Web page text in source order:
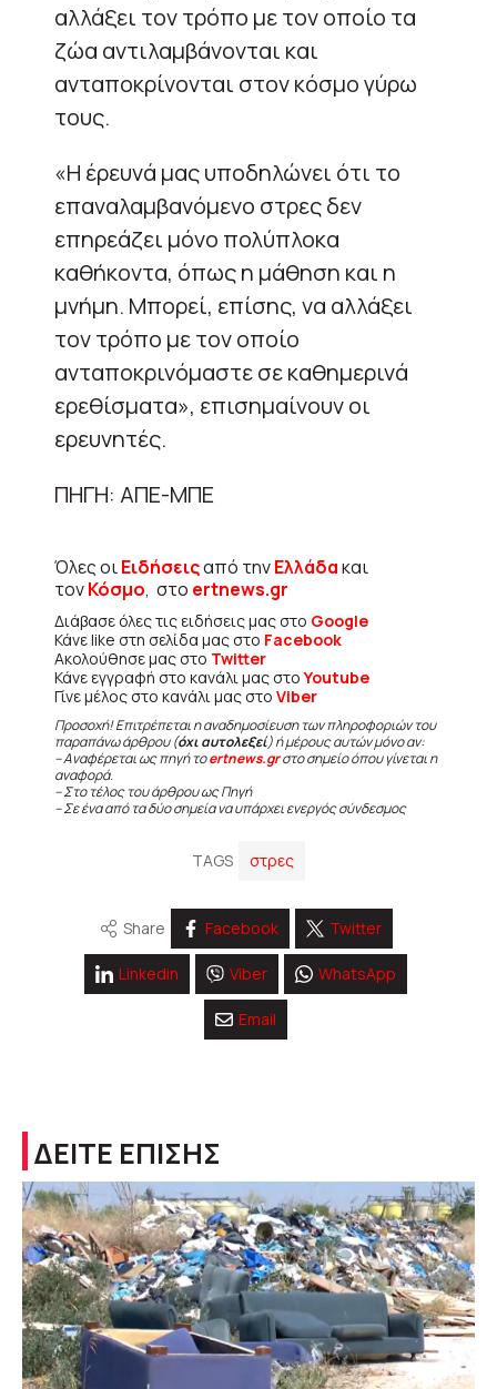
αλλάξει τον τρόπο με τον οποίο τα
ζώα αντιλαμβάνονται και
ανταποκρίνονται στον κόσμο γύρω
τους.
«Η έρευνά μας υποδηλώνει ότι το
επαναλαμβανόμενο στρες δεν
επηρεάζει μόνο πολύπλοκα
καθήκοντα, όπως η μάθηση και η
μνήμη. Μπορεί, επίσης, να αλλάξει
τον τρόπο με τον οποίο
ανταποκρινόμαστε σε καθημερινά
ερεθίσματα», επισημαίνουν οι
ερευνητές.
ΠΗΓΗ: ΑΠΕ-ΜΠΕ
Όλες οιΕιδήσειςαπό τηνΕλλάδακαι
τονΚόσμο, στο ertnews.gr
Διάβασε όλες τις ειδήσεις μας στο Google
Κάνε like στη σελίδα μας στο Facebook
Ακολούθησε μας στο Twitter
Κάνε εγγραφή στο κανάλι μας στοYoutube
Γίνε μέλος στο κανάλι μας στο Viber
Προσοχή! Επιτρέπεται η αναδημοσίευση των πληροφοριών του
παραπάνω άρθρου (όχι αυτολεξεί) ή μέρους αυτών μόνο αν:
– Αναφέρεται ως πηγή τοertnews.grστο σημείο όπου γίνεται η
αναφορά.
– Στο τέλος του άρθρου ως Πηγή
– Σε ένα από τα δύο σημεία να υπάρχει ενεργός σύνδεσμος
TAGS στρες
Share Facebook Twitter
Linkedin Viber WhatsApp
Email
ΔΕΙΤΕ ΕΠΙΣΗΣ